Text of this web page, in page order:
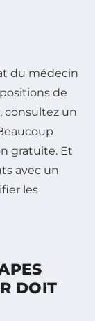
du médecin
de
consultez un
gratuite. Et
avec un
les
DOIT